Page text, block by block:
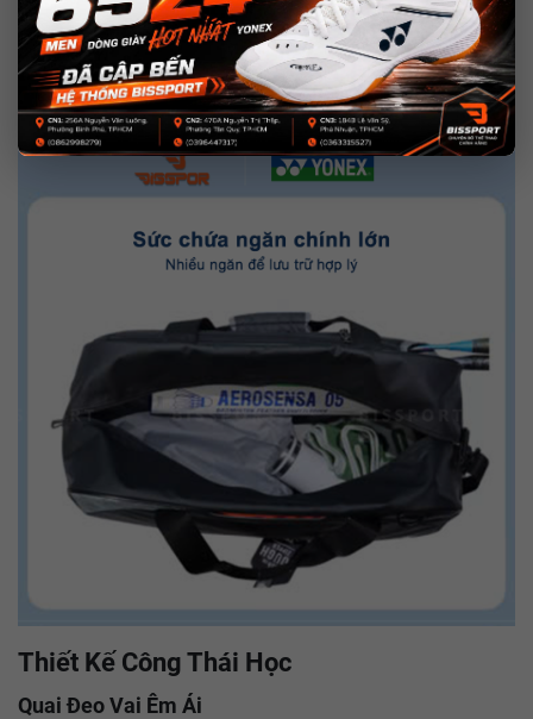
Túi Yonex BG52511 được thiết kế với ngăn đựng giày riêng biệt,
giúp ngăn cách giày với các dụng cụ khác, đảm bảo vệ sinh và
tránh lẫn mùi. Ngăn này cũng được làm từ chất liệu chống thấm,
dễ dàng vệ sinh sau mỗi buổi tập luyện.
Thiết Kế Công Thái Học
Quai Đeo Vai Êm Ái